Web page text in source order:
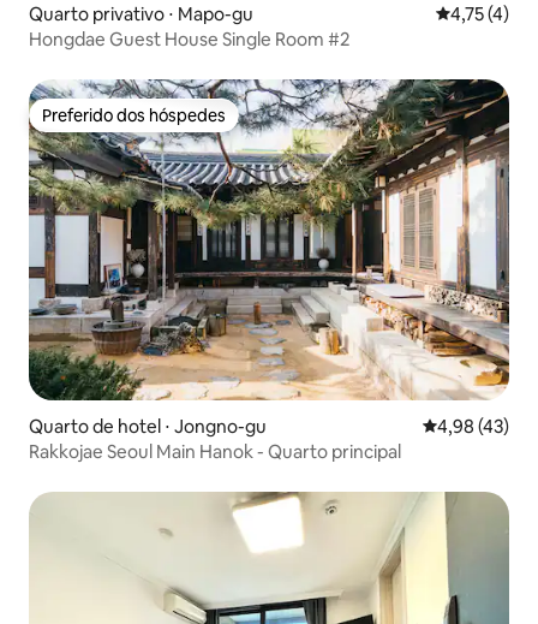
Quarto privativo ⋅ Mapo-gu 4,75 de
4,75 (4)
Hongdae Guest House Single Room #2
Preferido dos hóspedes
Preferido dos hóspedes
Quarto de hotel ⋅ Jongno-gu 4,98 de uma
4,98 (43)
Rakkojae Seoul Main Hanok - Quarto principal